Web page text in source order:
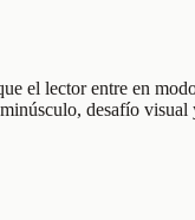
el lector entre en
desafío